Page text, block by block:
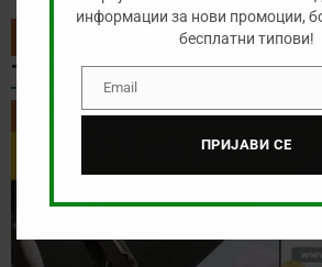
ТИП НА ДЕНОТ
ТИП НА ДЕНОТ
информации за нови промоции,
бесплатни типови!
EmailEmail
ПРИЈАВИ СЕ